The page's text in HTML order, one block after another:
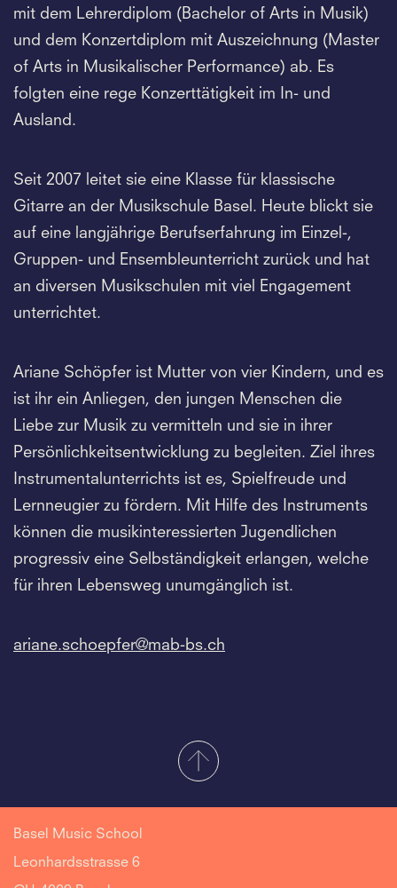
mit dem Lehrerdiplom (Bachelor of Arts in Musik)
und dem Konzertdiplom mit Auszeichnung (Master
of Arts in Musikalischer Performance) ab. Es
folgten eine rege Konzerttätigkeit im In- und
Ausland.
Seit 2007 leitet sie eine Klasse für klassische
Gitarre an der Musikschule Basel. Heute blickt sie
auf eine langjährige Berufserfahrung im Einzel-,
Gruppen- und Ensembleunterricht zurück und hat
an diversen Musikschulen mit viel Engagement
unterrichtet.
Ariane Schöpfer ist Mutter von vier Kindern, und es
ist ihr ein Anliegen, den jungen Menschen die
Liebe zur Musik zu vermitteln und sie in ihrer
Persönlichkeitsentwicklung zu begleiten. Ziel ihres
Instrumentalunterrichts ist es, Spielfreude und
Lernneugier zu fördern. Mit Hilfe des Instruments
können die musikinteressierten Jugendlichen
progressiv eine Selbständigkeit erlangen, welche
für ihren Lebensweg unumgänglich ist.
ariane.schoepfer@mab-bs.ch
Basel Music School
Leonhardsstrasse 6